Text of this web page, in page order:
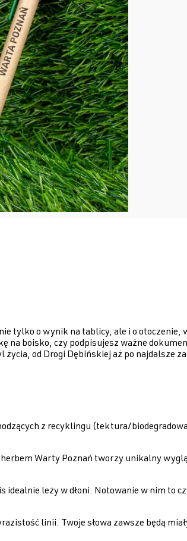
tylko o wynik na tablicy, ale i o otoczenie,
boisko, czy podpisujesz ważne
od Drogi Dębińskiej aż po najdalsze
z recyklingu (tektura/
Warty Poznań tworzy unikalny
idealnie leży w dłoni. Notowanie w nim to
linii. Twoje słowa zawsze będą